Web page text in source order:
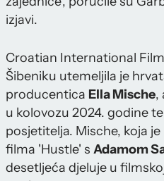
izjavi.
Croatian International
Šibeniku utemeljila je
producentica Ella Mische,
u kolovozu 2024. godine
posjetitelja. Mische, koja
filma 'Hustle' s Adamom
desetljeća djeluje u